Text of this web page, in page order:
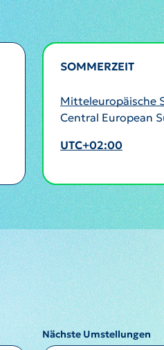
SOMMERZEIT
Mitteleuropäische
Central European
UTC+02:00
Nächste Umstellungen